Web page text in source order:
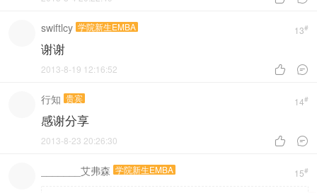
13#
swiftlcy 学院新生EMBA
谢谢
 
2013-8-19 12:16:52
14#
行知 贵宾
感谢分享
 
2013-8-23 20:26:30
15#
_______艾弗森 学院新生EMBA